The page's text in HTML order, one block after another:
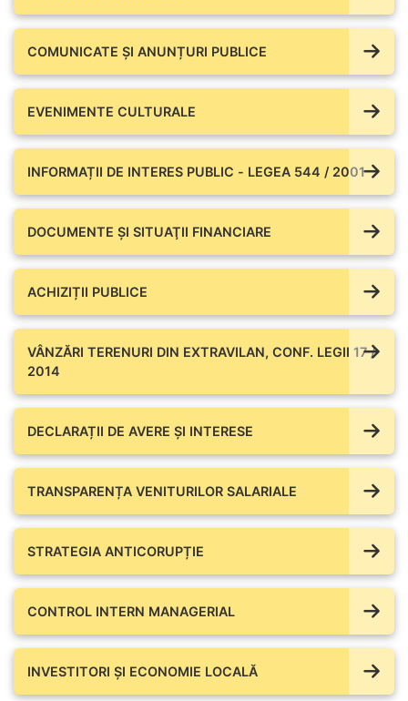
COMUNICATE ŞI ANUNȚURI PUBLICE
EVENIMENTE CULTURALE
INFORMAȚII DE INTERES PUBLIC - LEGEA 544 / 2001
DOCUMENTE ŞI SITUAŢII FINANCIARE
ACHIZIȚII PUBLICE
VÂNZĂRI TERENURI DIN EXTRAVILAN, CONF. LEGII 17 /
2014
DECLARAȚII DE AVERE ŞI INTERESE
TRANSPARENȚA VENITURILOR SALARIALE
STRATEGIA ANTICORUPȚIE
CONTROL INTERN MANAGERIAL
INVESTITORI ȘI ECONOMIE LOCALĂ